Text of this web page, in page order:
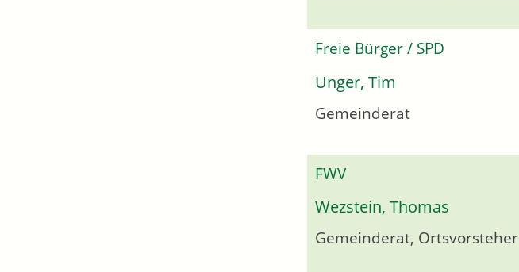
Freie Bürger / SPD
Unger, Tim
Gemeinderat
FWV
Wezstein, Thomas
Gemeinderat, Ortsvorsteher